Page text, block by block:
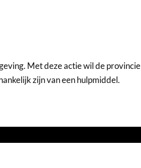
Met deze actie wil de provincie
zijn van een hulpmiddel.